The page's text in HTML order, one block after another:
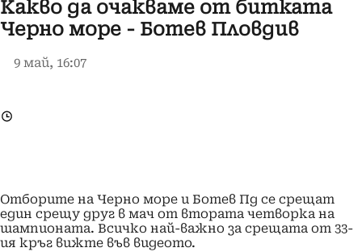
Какво да очакваме от битката
Черно море - Ботев Пловдив
9 май, 16:07
Отборите на Черно море и Ботев Пд се срещат
един срещу друг в мач от втората четворка на
шампионата. Всичко най-важно за срещата от 33-
ия кръг вижте във видеото.